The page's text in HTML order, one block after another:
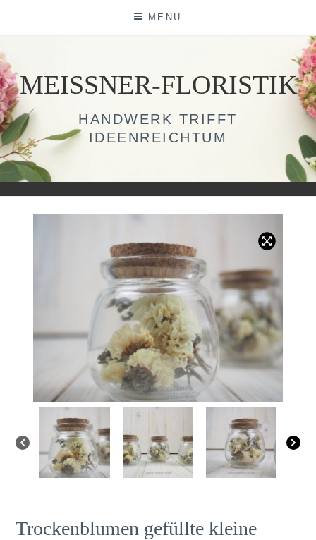
MENU
MEISSNER-FLORISTIK
HANDWERK TRIFFT
IDEENREICHTUM
Trockenblumen gefüllte kleine